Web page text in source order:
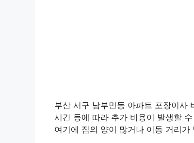
부산 서구 남부민동 아파트 포장이사
시간 등에 따라 추가 비용이 발생할
여기에 짐의 양이 많거나 이동 거리